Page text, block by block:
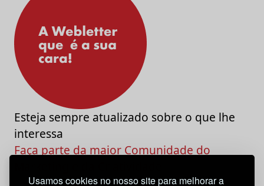
Usamos cookies no nosso site para melhorar a
Esteja sempre atualizado sobre o que lhe
interessa
Faça parte da maior Comunidade do